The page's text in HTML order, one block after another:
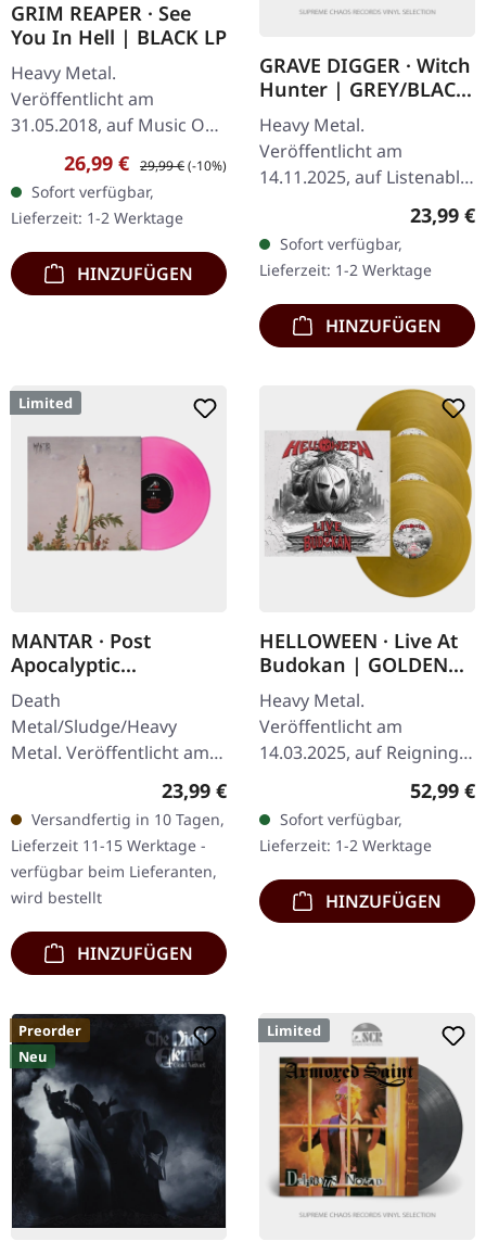
GRIM REAPER · See
You In Hell | BLACK LP
Heavy Metal.
Veröffentlicht am
31.05.2018, auf Music On
Vinyl. Schwarzes Vinyl.
Grim Reaper entfesselten
mit „See You In Hell" pure
britische Heavy…
Verkaufspreis:
26,99 € Regulärer Preis:
29,99 €(-10%)
Sofort verfügbar,
Lieferzeit: 1-2 Werktage
HINZUFÜGEN
GRAVE DIGGER · Witch
Hunter | GREY/BLACK
SPLATTER LP
Heavy Metal.
Veröffentlicht am
14.11.2025, auf Listenable
Records. Grau/Schwarz
Standard-Cover. Grave
Diggers zweites Album
"Witch…
23,99 €
Sofort verfügbar,
Lieferzeit: 1-2 Werktage
HINZUFÜGEN
Limited
MANTAR · Post
Apocalyptic
Depression | PINK LP
Death
Metal/Sludge/Heavy
Metal. Veröffentlicht am
14.02.2025, auf Metal
Blade Records. Limitierte
Ausgabe auf pinkem Vinyl
inkl. Einleger und…
Regulärer Preis:
23,99 €
Versandfertig in 10 Tagen,
Lieferzeit 11-15 Werktage -
verfügbar beim Lieferanten,
wird bestellt
HINZUFÜGEN
HELLOWEEN · Live At
Budokan | GOLDEN
3LP
Heavy Metal.
Veröffentlicht am
14.03.2025, auf Reigning
Phoenix Music. Goldenes
Gatefold-Cover. Mit dieser
3LP-Edition erwartet…
52,99 €
Sofort verfügbar,
Lieferzeit: 1-2 Werktage
HINZUFÜGEN
Preorder
Neu
Limited